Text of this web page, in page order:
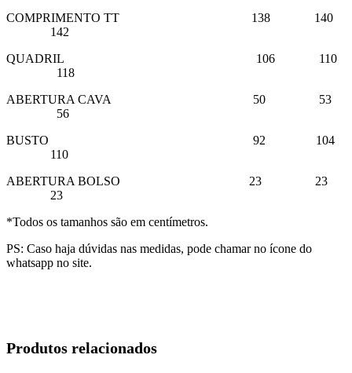
COMPRIMENTO TT 138 140
142
QUADRIL 106 110
118
ABERTURA CAVA 50 53
56
BUSTO 92 104
110
ABERTURA BOLSO 23 23
23
*Todos os tamanhos são em centímetros.
PS: Caso haja dúvidas nas medidas, pode chamar no ícone do
whatsapp no site.
Produtos relacionados